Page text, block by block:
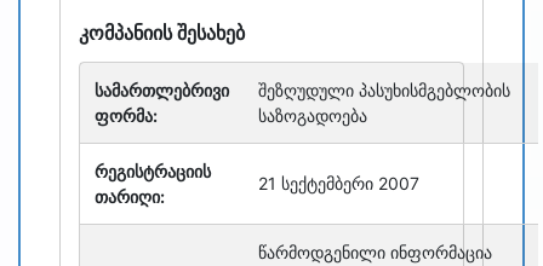
კომპანიის შესახებ
სამართლებრივი
ფორმა:
შეზღუდული პასუხისმგებლობის
საზოგადოება
რეგისტრაციის
თარიღი:
21 სექტემბერი 2007
წარმოდგენილი ინფორმაცია